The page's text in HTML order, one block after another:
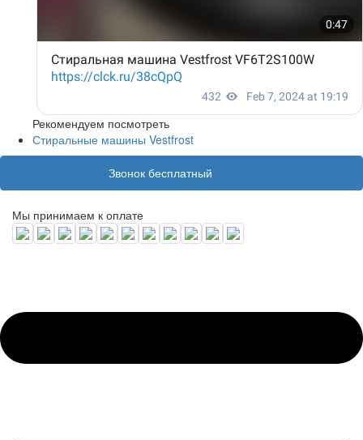
Рекомендуем посмотреть
Стиральные машины Vestfrost
Звонок бесплатный
Мы принимаем к оплате